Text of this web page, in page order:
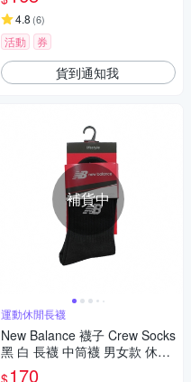
4.8 (6)
活動 券
貨到通知我
補貨中
運動休閒長襪
New Balance 襪子 Crew Socks
黑 白 長襪 中筒襪 男女款 休閒
運動 NB 7130400489
170